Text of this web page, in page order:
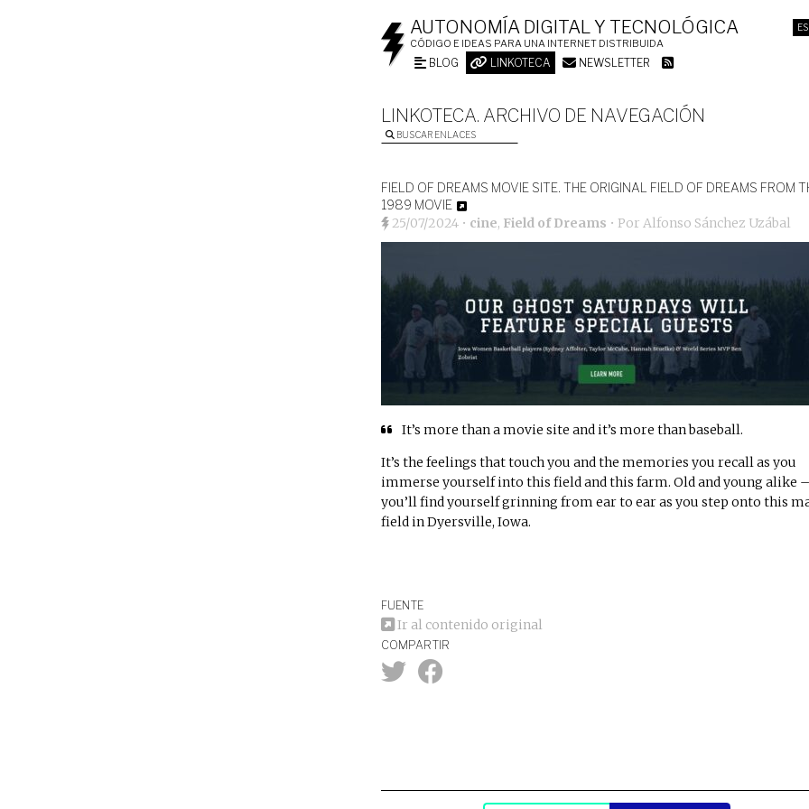
ES
AUTONOMÍA DIGITAL Y TECNOLÓGICA
CÓDIGO E IDEAS PARA UNA INTERNET DISTRIBUIDA
BLOG LINKOTECA NEWSLETTER
LINKOTECA. ARCHIVO DE NAVEGACIÓN
BUSCAR ENLACES
FIELD OF DREAMS MOVIE SITE. THE ORIGINAL FIELD OF DREAMS FROM
1989 MOVIE
25/07/2024 • cine, Field of Dreams • Por Alfonso Sánchez Uzábal
It’s more than a movie site and it’s more than baseball.
It’s the feelings that touch you and the memories you recall as you
immerse yourself into this field and this farm. Old and young alike –
you’ll find yourself grinning from ear to ear as you step onto this
field in Dyersville, Iowa.
FUENTE
Ir al contenido original
COMPARTIR